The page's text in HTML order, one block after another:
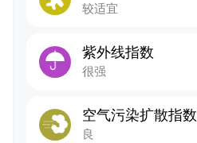
较适宜
紫外线指数
很强
空气污染扩散指数
良